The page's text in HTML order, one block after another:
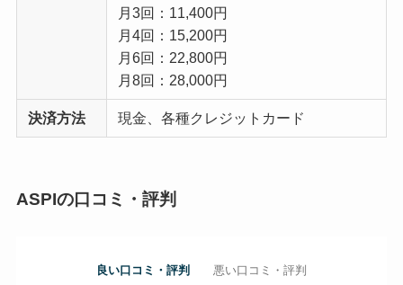
月3回：11,400円
月4回：15,200円
月6回：22,800円
月8回：28,000円
決済方法 現金、各種クレジットカード
ASPIの口コミ・評判
良い口コミ・評判 悪い口コミ・評判